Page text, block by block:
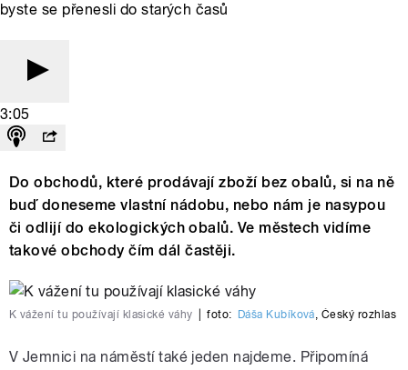
byste se přenesli do starých časů
3:05
Do obchodů, které prodávají zboží bez obalů, si na ně
buď doneseme vlastní nádobu, nebo nám je nasypou
či odlijí do ekologických obalů. Ve městech vidíme
takové obchody čím dál častěji.
K vážení tu používají klasické váhy foto: Dáša Kubíková, Český rozhlas
V Jemnici na náměstí také jeden najdeme. Připomíná